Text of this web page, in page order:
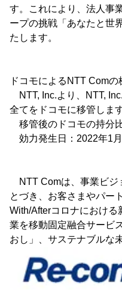
す。これにより、法人事
ープの挑戦「あなたと世
たします。
ドコモによるNTT Com
NTT, Inc.より、NTT,
全てをドコモに移管します
移管後のドコモの持分
効力発生日：2022年1月
NTT Comは、事業ビジ
とづき、お客さまやパー
With/Afterコロナにおけ
業を移動固定融合サービ
おし」、サステナブルな